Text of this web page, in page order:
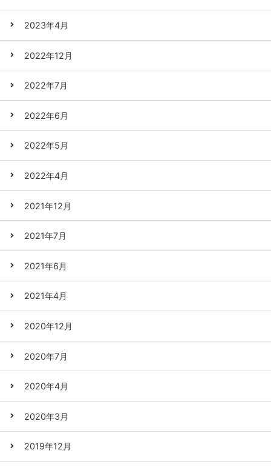
2023年4月
2022年12月
2022年7月
2022年6月
2022年5月
2022年4月
2021年12月
2021年7月
2021年6月
2021年4月
2020年12月
2020年7月
2020年4月
2020年3月
2019年12月